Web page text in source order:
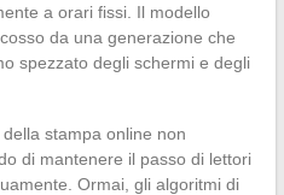
a orari fissi. Il modello
da una generazione che
spezzato degli schermi e degli
stampa online non
di mantenere il passo di lettori
Ormai, gli algoritmi di